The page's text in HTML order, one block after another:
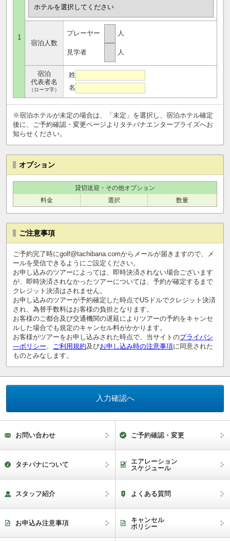
1
宿泊人数
プレーヤー 人
見学者 人
宿泊
代表者名
（ローマ字）
姓
名
※宿泊ホテルが未定の場合は、「未定」を選択し、宿泊ホテル確定
後に、ご予約確認・変更ページよりタチバナエンタープライズへお
知らせください。
オプション
貸切送迎・その他オプション
料金
選択 数量
ご注意事項
ご予約完了時にgolf@tachibana.comからメールが届きますので、メ
ールを受信できるようにご設定ください。
お申し込みのツアーによっては、即時決済されない場合ございます
が、即時決済されなかったツアーについては、予約が確定するまで
クレジット決済はされません。
お申し込みのツアーが予約確定した時点でUSドルでクレジット決済
され、為替手数料はお客様の負担となります。
お客様のご都合及び交通機関の遅延によりツアーの予約をキャンセ
ルした場合でも規定のキャンセル料がかかります。
お客様がツアーをお申し込みされた時点で、当サイトのプライバシ
―ポリシー
ご利用規約及びお申し込み時の注意事項に同意された
ものとみなします。
お問い合わせ ご予約確認・変更
タチバナについて
エアレーション
スケジュール
スタッフ紹介 よくある質問
お申込み注意事項
キャンセル
ポリシー